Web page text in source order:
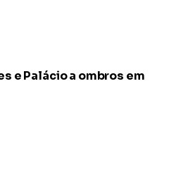
e Palácio a ombros em